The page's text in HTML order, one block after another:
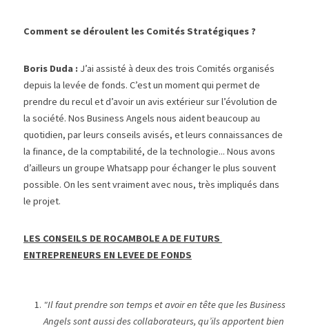
Comment se déroulent les Comités Stratégiques ?
Boris Duda : J’ai assisté à deux des trois Comités organisés
depuis la levée de fonds. C’est un moment qui permet de
prendre du recul et d’avoir un avis extérieur sur l’évolution de
la société. Nos Business Angels nous aident beaucoup au
quotidien, par leurs conseils avisés, et leurs connaissances de
la finance, de la comptabilité, de la technologie... Nous avons
d’ailleurs un groupe Whatsapp pour échanger le plus souvent
possible. On les sent vraiment avec nous, très impliqués dans
le projet.
LES CONSEILS DE ROCAMBOLE A DE FUTURS
ENTREPRENEURS EN LEVEE DE FONDS
"Il faut prendre son temps et avoir en tête que les Business
Angels sont aussi des collaborateurs, qu’ils apportent bien